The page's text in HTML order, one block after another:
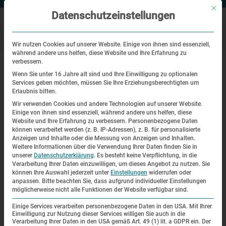
Startseite |
Themenrundgang
Literatur im KZ Dachau
| 08.08.2015 | 14:00—16:00
Das Tagebuch „Goethe in Dachau“ ist anhand von
zahlreichen, im KZ Dachau selbst auf den
verschiedenartigsten Papieren und Zetteln gemachten
Tagebuchaufzeichnungen geschrieben.
„Daß viele meiner Notizen nicht in der hier publizierten
Form geschrieben wurden, sondern nur mit einigen nur mir
Mit
Datenschutzeinstellungen
Wir nutzen Cookies auf unserer Website. Einige von ihnen sind essenziell,
während andere uns helfen, diese Website und Ihre Erfahrung zu
verbessern.
Wenn Sie unter 16 Jahre alt sind und Ihre Einwilligung zu optionalen
Services geben möchten, müssen Sie Ihre Erziehungsberechtigten um
Erlaubnis bitten.
Wir verwenden Cookies und andere Technologien auf unserer Website.
Einige von ihnen sind essenziell, während andere uns helfen, diese
Website und Ihre Erfahrung zu verbessern. Personenbezogene Daten
können verarbeitet werden (z. B. IP-Adressen), z. B. für personalisierte
Anzeigen und Inhalte oder die Messung von Anzeigen und Inhalten.
Weitere Informationen über die Verwendung Ihrer Daten finden Sie in
unserer Datenschutzerklärung. Es besteht keine Verpflichtung, in die
Verarbeitung Ihrer Daten einzuwilligen, um dieses Angebot zu nutzen. Sie
können Ihre Auswahl jederzeit unter Einstellungen widerrufen oder
anpassen. Bitte beachten Sie, dass aufgrund individueller Einstellungen
möglicherweise nicht alle Funktionen der Website verfügbar sind.
Einige Services verarbeiten personenbezogene Daten in den USA. Mit Ihrer
Einwilligung zur Nutzung dieser Services willigen Sie auch in die
Verarbeitung Ihrer Daten in den USA gemäß Art. 49 (1) lit. a GDPR ein. Der